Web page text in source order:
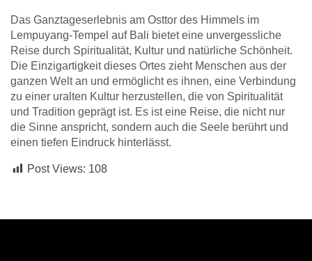
Das Ganztageserlebnis am Osttor des Himmels im
Lempuyang-Tempel auf Bali bietet eine unvergessliche
Reise durch Spiritualität, Kultur und natürliche Schönheit.
Die Einzigartigkeit dieses Ortes zieht Menschen aus der
ganzen Welt an und ermöglicht es ihnen, eine Verbindung
zu einer uralten Kultur herzustellen, die von Spiritualität
und Tradition geprägt ist. Es ist eine Reise, die nicht nur
die Sinne anspricht, sondern auch die Seele berührt und
einen tiefen Eindruck hinterlässt.
Post Views: 108